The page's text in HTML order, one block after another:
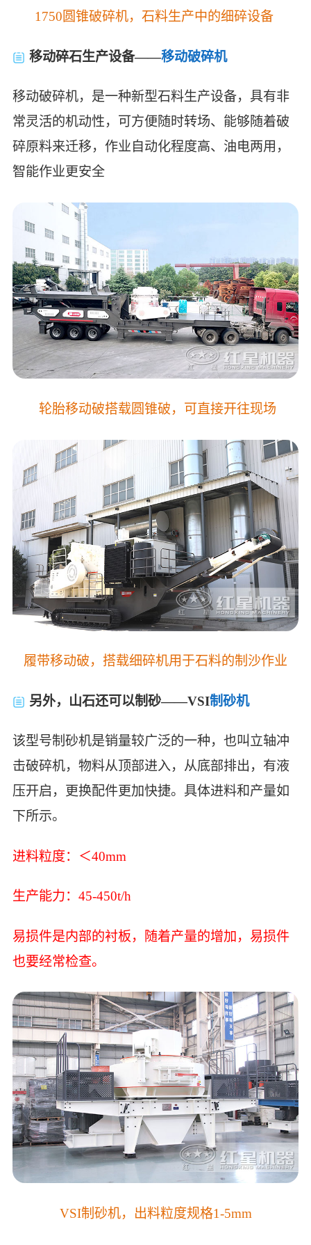
1750圆锥破碎机，石料生产中的细碎设备
移动碎石生产设备——移动破碎机
移动破碎机，是一种新型石料生产设备，具有非
常灵活的机动性，可方便随时转场、能够随着破
碎原料来迁移，作业自动化程度高、油电两用，
智能作业更安全
轮胎移动破搭载圆锥破，可直接开往现场
履带移动破，搭载细碎机用于石料的制沙作业
另外，山石还可以制砂——VSI制砂机
该型号制砂机是销量较广泛的一种，也叫立轴冲
击破碎机，物料从顶部进入，从底部排出，有液
压开启，更换配件更加快捷。具体进料和产量如
下所示。
进料粒度：＜40mm
生产能力：45-450t/h
易损件是内部的衬板，随着产量的增加，易损件
也要经常检查。
VSI制砂机，出料粒度规格1-5mm